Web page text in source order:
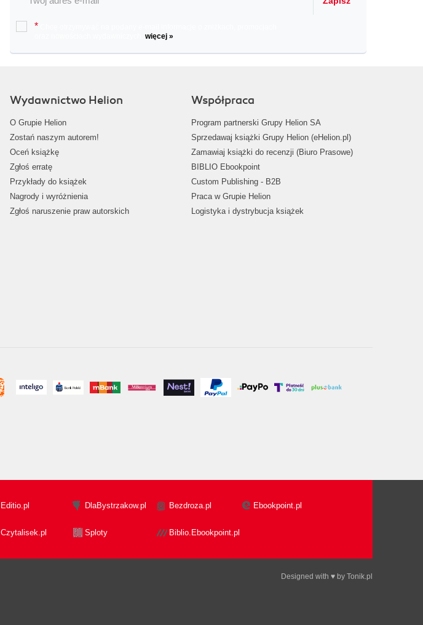
*
więcej »
Wydawnictwo Helion
O Grupie Helion
Zostań naszym autorem!
Oceń książkę
Zgłoś erratę
Przykłady do książek
Nagrody i wyróżnienia
Zgłoś naruszenie praw autorskich
Współpraca
Program partnerski Grupy Helion SA
Sprzedawaj książki Grupy Helion (eHelion.pl)
Zamawiaj książki do recenzji (Biuro Prasowe)
BIBLIO Ebookpoint
Custom Publishing - B2B
Praca w Grupie Helion
Logistyka i dystrybucja książek
Editio.pl DlaBystrzakow.pl Bezdroza.pl Ebookpoint.pl
Czytalisek.pl Sploty Biblio.Ebookpoint.pl
Designed with ♥ by Tonik.pl